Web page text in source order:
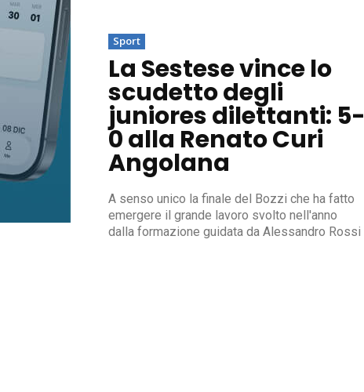
Sport
La Sestese vince lo
scudetto degli
juniores dilettanti: 5-
0 alla Renato Curi
Angolana
A senso unico la finale del Bozzi che ha fatto
emergere il grande lavoro svolto nell'anno
dalla formazione guidata da Alessandro Rossi